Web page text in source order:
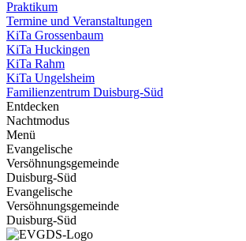
Praktikum
Termine und Veranstaltungen
KiTa Grossenbaum
KiTa Huckingen
KiTa Rahm
KiTa Ungelsheim
Familienzentrum Duisburg-Süd
Entdecken
Nachtmodus
Menü
Evangelische
Versöhnungsgemeinde
Duisburg-Süd
Evangelische
Versöhnungsgemeinde
Duisburg-Süd